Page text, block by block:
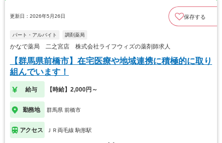
更新日：2026年5月26日 保存する
パート・アルバイト 調剤薬局
かなで薬局 二之宮店 株式会社ライフウィズの薬剤師求人
【群馬県前橋市】在宅医療や地域連携に積極的に取り
組んでいます！
給与 【時給】2,000円～
勤務地 群馬県 前橋市
アクセス ＪＲ両毛線 駒形駅